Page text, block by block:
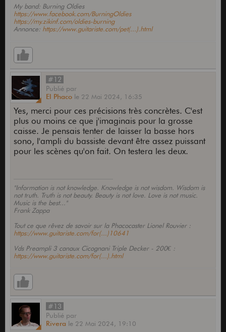
My band: Burning Oldies
https://www.facebook.com/BurningOldies
https://my.zikinf.com/oldies-burning
Annonce: https://www.guitariste.com/pet(...).html
#12
Publié par
El Phaco le 22 Mai 2024, 16:35
Yes, merci pour ces précisions très concrètes. C'est
plus ou moins ce que j'imaginais pour la grosse
caisse. Je pensais tenter de laisser la basse hors
sono, l'ampli du bassiste devant être assez puissant
pour les scènes qu'on fait. On testera les deux.
"Information is not knowledge. Knowledge is not wisdom. Wisdom is
not truth. Truth is not beauty. Beauty is not love. Love is not music.
Music is the best..."
Frank Zappa
Tout ce que rêvez de savoir sur la Phacocaster Lionel Rouvier :
https://www.guitariste.com/for(...)10641
Vds Preampli 3 canaux Cicognani Triple Decker - 200€ :
https://www.guitariste.com/for(...).html
#13
Publié par
Rivera le 22 Mai 2024, 19:10